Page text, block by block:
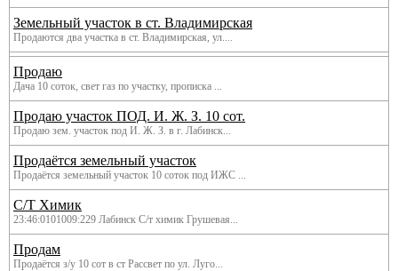
Земельный участок в ст. Владимирская
Продаются два участка в ст. Владимирская, ул....
Продаю
Дача 10 соток, свет газ по участку, прописка ...
Продаю участок ПОД. И. Ж. З. 10 сот.
Продаю зем. участок под И. Ж. З. в г. Лабинск...
Продаётся земельный участок
Продаётся земельный участок 10 соток под ИЖС ...
С/Т Химик
23:46:0101009:229 Лабинск С/т химик Грушевая...
Продам
Продаётся з/у 10 сот в ст Рассвет по ул. Луго...